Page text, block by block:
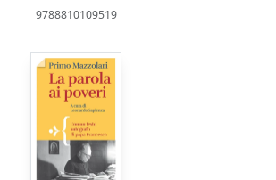
9788810109519